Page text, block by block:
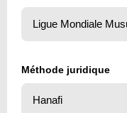
Méthode juridique